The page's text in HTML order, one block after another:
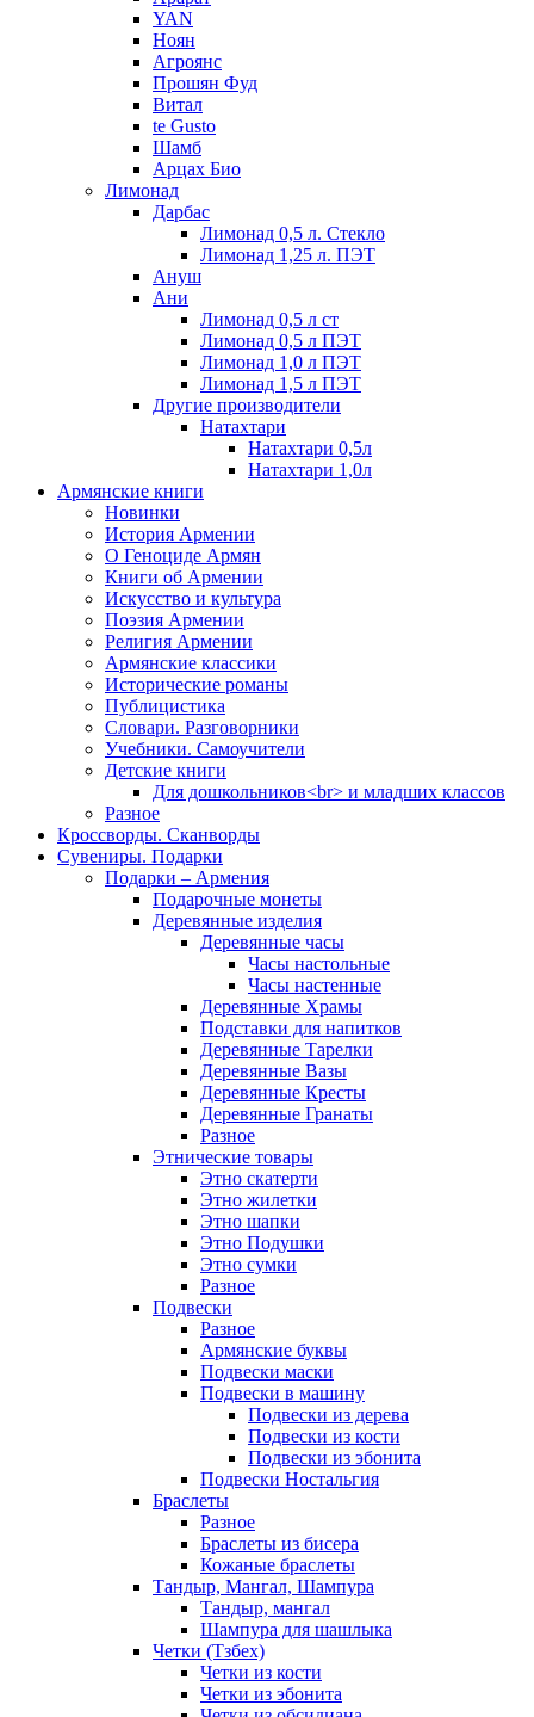
YAN
Ноян
Агроянс
Прошян Фуд
Витал
te Gusto
Шамб
Арцах Био
Лимонад
Дарбас
Лимонад 0,5 л. Стекло
Лимонад 1,25 л. ПЭТ
Ануш
Ани
Лимонад 0,5 л ст
Лимонад 0,5 л ПЭТ
Лимонад 1,0 л ПЭТ
Лимонад 1,5 л ПЭТ
Другие производители
Натахтари
Натахтари 0,5л
Натахтари 1,0л
Армянские книги
Новинки
История Армении
О Геноциде Армян
Книги об Армении
Иcкусство и культура
Поэзия Армении
Религия Армении
Армянские классики
Исторические романы
Публицистика
Словари. Разговорники
Учебники. Самоучители
Детские книги
Для дошкольников<br> и младших классов
Разное
Кроссворды. Сканворды
Сувениры. Подарки
Подарки – Армения
Подарочные монеты
Деревянные изделия
Деревянные часы
Часы настольные
Часы настенные
Деревянные Храмы
Подставки для напитков
Деревянные Тарелки
Деревянные Вазы
Деревянные Кресты
Деревянные Гранаты
Разное
Этнические товары
Этно скатерти
Этно жилетки
Этно шапки
Этно Подушки
Этно сумки
Разное
Подвески
Разное
Армянские буквы
Подвески маски
Подвески в машину
Подвески из дерева
Подвески из кости
Подвески из эбонита
Подвески Ностальгия
Браслеты
Разное
Браслеты из бисера
Кожаные браслеты
Тандыр, Мангал, Шампура
Тандыр, мангал
Шампура для шашлыка
Четки (Тзбех)
Четки из кости
Четки из эбонита